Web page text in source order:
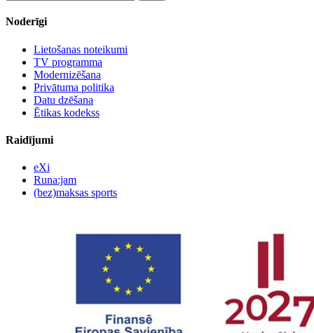
Noderīgi
Lietošanas noteikumi
TV programma
Modernizēšana
Privātuma politika
Datu dzēšana
Ētikas kodekss
Raidījumi
eXi
Runa:jam
(bez)maksas sports